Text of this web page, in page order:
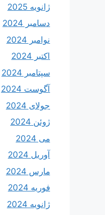
ژانویه 2025
دسامبر 2024
نوامبر 2024
اکتبر 2024
سپتامبر 2024
آگوست 2024
جولای 2024
ژوئن 2024
می 2024
آوریل 2024
مارس 2024
فوریه 2024
ژانویه 2024